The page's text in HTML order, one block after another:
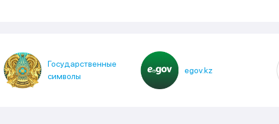
Государственные
символы
egov.kz